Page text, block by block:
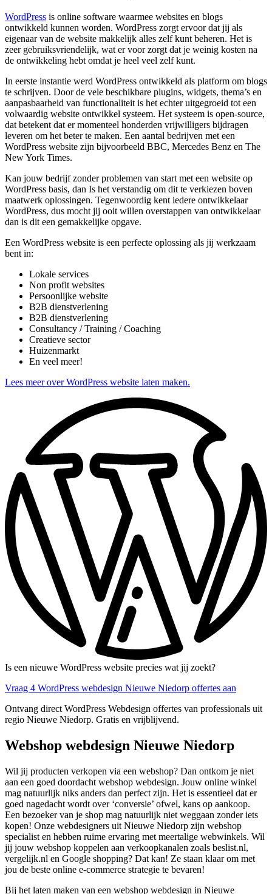
WordPress is online software waarmee websites en blogs
ontwikkeld kunnen worden. WordPress zorgt ervoor dat jij als
eigenaar van de website makkelijk alles zelf kunt beheren. Het is
zeer gebruiksvriendelijk, wat er voor zorgt dat je weinig kosten na
de ontwikkeling hebt omdat je heel veel zelf kunt.
In eerste instantie werd WordPress ontwikkeld als platform om blogs
te schrijven. Door de vele beschikbare plugins, widgets, thema’s en
aanpasbaarheid van functionaliteit is het echter uitgegroeid tot een
volwaardig website ontwikkel systeem. Het systeem is open-source,
dat betekent dat er momenteel honderden vrijwilligers bijdragen
leveren om het beter te maken. Een aantal bedrijven met een
WordPress website zijn bijvoorbeeld BBC, Mercedes Benz en The
New York Times.
Kan jouw bedrijf zonder problemen van start met een website op
WordPress basis, dan Is het verstandig om dit te verkiezen boven
maatwerk oplossingen. Tegenwoordig kent iedere ontwikkelaar
WordPress, dus mocht jij ooit willen overstappen van ontwikkelaar
dan is dit een gemakkelijke opgave.
Een WordPress website is een perfecte oplossing als jij werkzaam
bent in:
Lokale services
Non profit websites
Persoonlijke website
B2B dienstverlening
B2B dienstverlening
Consultancy / Training / Coaching
Creatieve sector
Huizenmarkt
En veel meer!
Lees meer over WordPress website laten maken.
Is een nieuwe WordPress website precies wat jij zoekt?
Vraag 4 WordPress webdesign Nieuwe Niedorp offertes aan
Ontvang direct WordPress Webdesign offertes van professionals uit
regio Nieuwe Niedorp. Gratis en vrijblijvend.
Webshop webdesign Nieuwe Niedorp
Wil jij producten verkopen via een webshop? Dan ontkom je niet
aan een goed doordacht webshop webdesign. Jouw online winkel
mag natuurlijk niks anders dan perfect zijn. Het is essentieel dat er
goed nagedacht wordt over ‘conversie’ ofwel, kans op aankoop.
Een bezoeker van je shop mag natuurlijk niet weggaan zonder iets
kopen! Onze webdesigners uit Nieuwe Niedorp zijn webshop
specialist en hebben ruime ervaring met meertalige webwinkels. Wil
jij jouw webshop koppelen aan verkoopkanalen zoals beslist.nl,
vergelijk.nl en Google shopping? Dat kan! Ze staan klaar om met
jou de beste online e-commerce strategie te bevaren!
Bij het laten maken van een webshop webdesign in Nieuwe